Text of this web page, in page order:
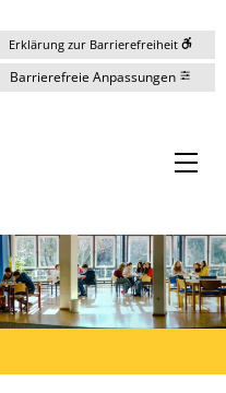
Erklärung zur Barrierefreiheit
Barrierefreie Anpassungen